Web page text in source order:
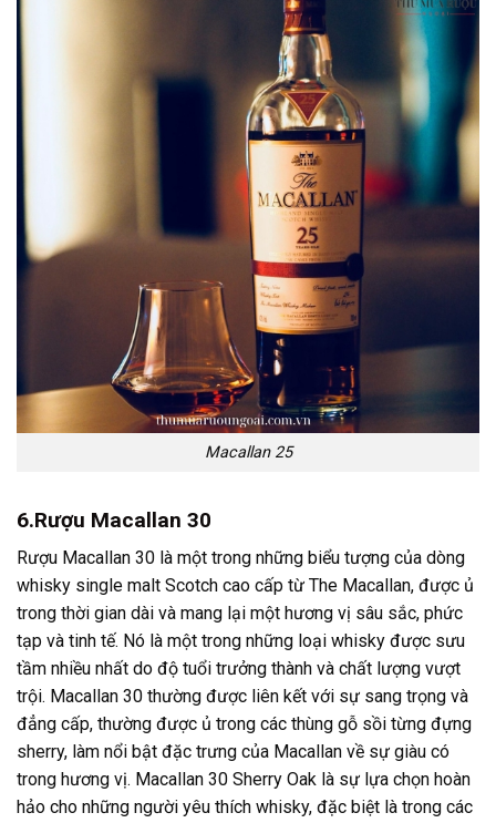
Macallan 25
6.Rượu Macallan 30
Rượu Macallan 30 là một trong những biểu tượng của dòng
whisky single malt Scotch cao cấp từ The Macallan, được ủ
trong thời gian dài và mang lại một hương vị sâu sắc, phức
tạp và tinh tế. Nó là một trong những loại whisky được sưu
tầm nhiều nhất do độ tuổi trưởng thành và chất lượng vượt
trội. Macallan 30 thường được liên kết với sự sang trọng và
đẳng cấp, thường được ủ trong các thùng gỗ sồi từng đựng
sherry, làm nổi bật đặc trưng của Macallan về sự giàu có
trong hương vị. Macallan 30 Sherry Oak là sự lựa chọn hoàn
hảo cho những người yêu thích whisky, đặc biệt là trong các